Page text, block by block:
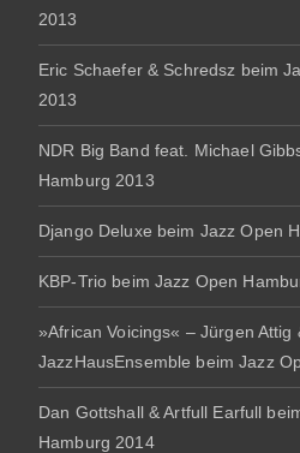
2013
Eric Schaefer & Schredsz beim
2013
NDR Big Band feat. Michael
Hamburg 2013
Django Deluxe beim Jazz Open
KBP-Trio beim Jazz Open
»African Voicings« – Jürgen Attig
JazzHausEnsemble beim Jazz
Dan Gottshall & Artfull Earfull
Hamburg 2014